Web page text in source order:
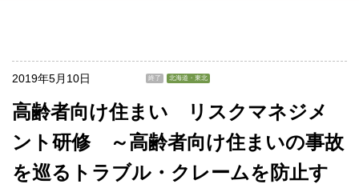
2019年5月10日 終了 北海道・東北
高齢者向け住まい リスクマネジメ
ント研修 ～高齢者向け住まいの事故
を巡るトラブル・クレームを防止す